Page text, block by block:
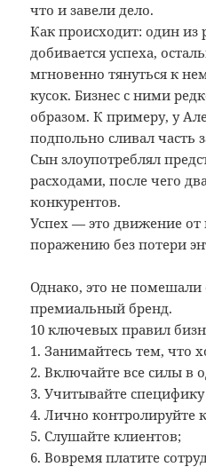
что и завели дело.
Как происходит: один из
добивается успеха,
мгновенно тянуться к
кусок. Бизнес с ними
образом. К примеру, у
подпольно сливал часть
Сын злоупотреблял
расходами, после чего
конкурентов.
Успех — это движение
поражению без потери
Однако, это не
премиальный бренд.
10 ключевых правил
1. Занимайтесь тем, что
2. Включайте все силы в
3. Учитывайте
4. Лично контролируйте
5. Слушайте клиентов;
6. Вовремя платите